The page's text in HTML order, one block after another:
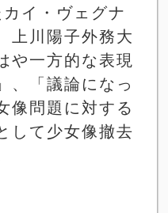
イ・ヴェグナ
上川陽子外務大
や一方的な表現
、「議論になっ
像問題に対する
して少女像撤去